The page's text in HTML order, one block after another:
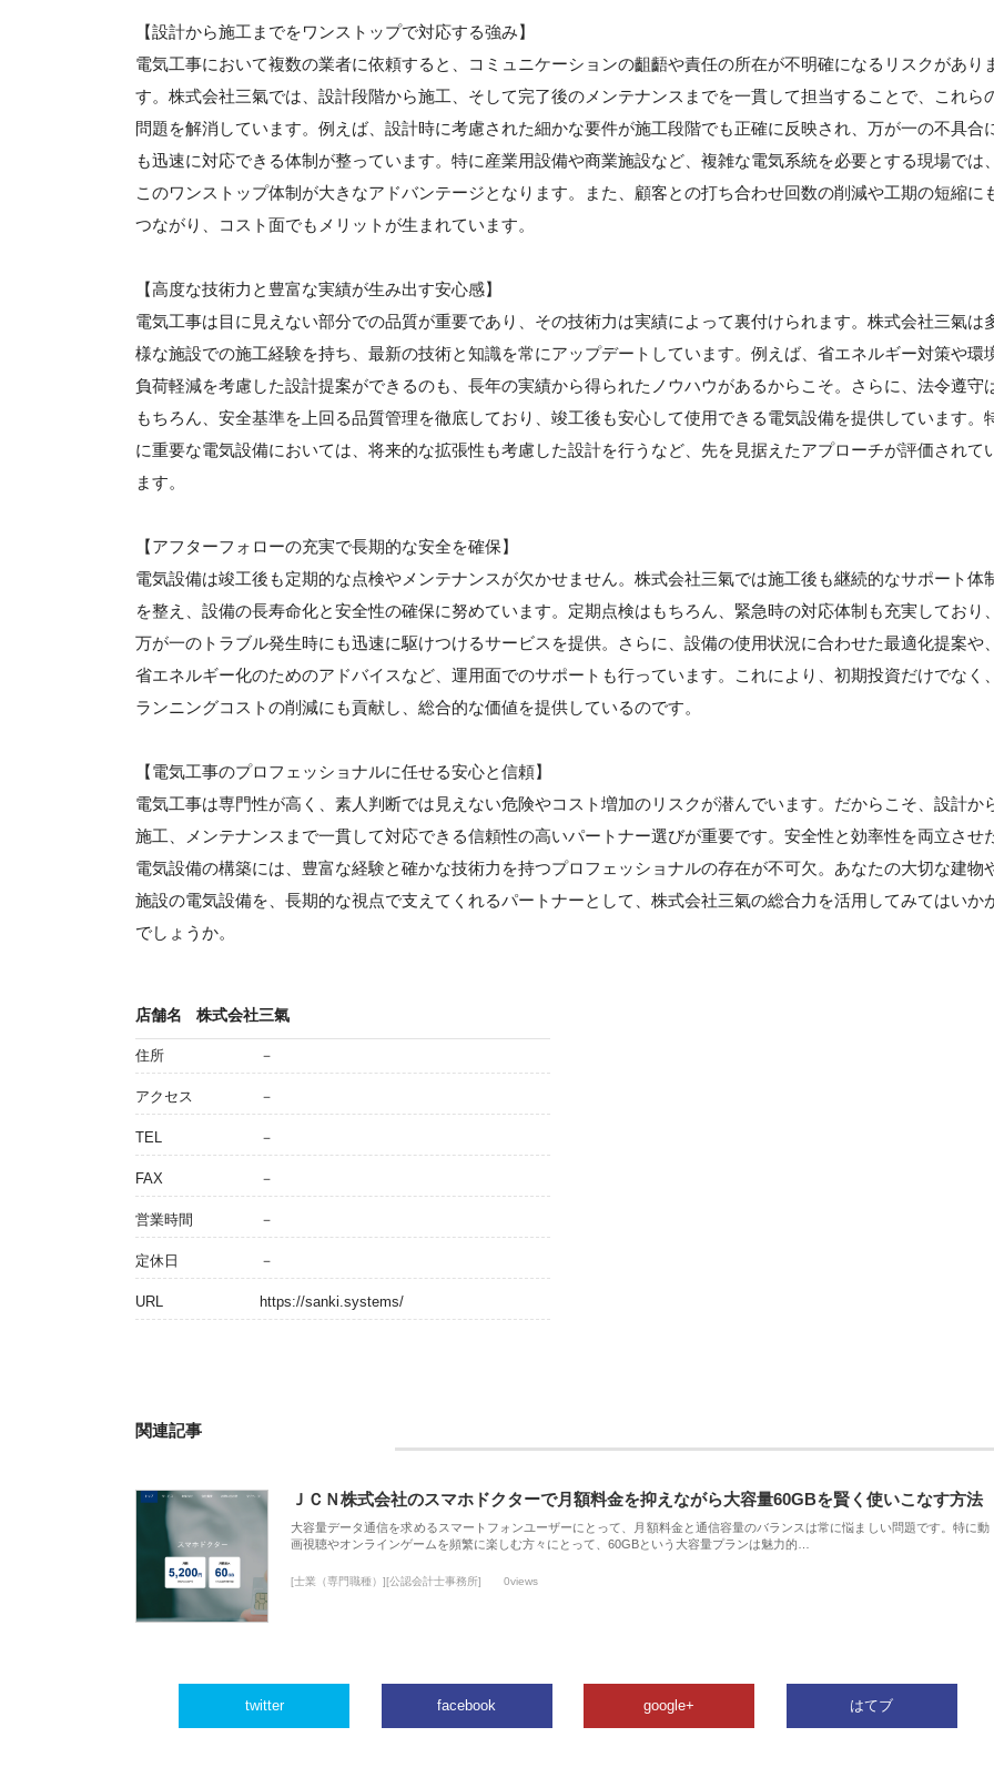
【設計から施工までをワンストップで対応する強み】
電気工事において複数の業者に依頼すると、コミュニケーションの齟齬や責任の所在が不明確になるリスクがあり
す。株式会社三氣では、設計段階から施工、そして完了後のメンテナンスまでを一貫して担当することで、これら
問題を解消しています。例えば、設計時に考慮された細かな要件が施工段階でも正確に反映され、万が一の不具合
も迅速に対応できる体制が整っています。特に産業用設備や商業施設など、複雑な電気系統を必要とする現場では、
このワンストップ体制が大きなアドバンテージとなります。また、顧客との打ち合わせ回数の削減や工期の短縮に
つながり、コスト面でもメリットが生まれています。
【高度な技術力と豊富な実績が生み出す安心感】
電気工事は目に見えない部分での品質が重要であり、その技術力は実績によって裏付けられます。株式会社三氣は
様な施設での施工経験を持ち、最新の技術と知識を常にアップデートしています。例えば、省エネルギー対策や環
負荷軽減を考慮した設計提案ができるのも、長年の実績から得られたノウハウがあるからこそ。さらに、法令遵守
もちろん、安全基準を上回る品質管理を徹底しており、竣工後も安心して使用できる電気設備を提供しています。
に重要な電気設備においては、将来的な拡張性も考慮した設計を行うなど、先を見据えたアプローチが評価されて
ます。
【アフターフォローの充実で長期的な安全を確保】
電気設備は竣工後も定期的な点検やメンテナンスが欠かせません。株式会社三氣では施工後も継続的なサポート体
を整え、設備の長寿命化と安全性の確保に努めています。定期点検はもちろん、緊急時の対応体制も充実しており、
万が一のトラブル発生時にも迅速に駆けつけるサービスを提供。さらに、設備の使用状況に合わせた最適化提案や、
省エネルギー化のためのアドバイスなど、運用面でのサポートも行っています。これにより、初期投資だけでなく、
ランニングコストの削減にも貢献し、総合的な価値を提供しているのです。
【電気工事のプロフェッショナルに任せる安心と信頼】
電気工事は専門性が高く、素人判断では見えない危険やコスト増加のリスクが潜んでいます。だからこそ、設計か
施工、メンテナンスまで一貫して対応できる信頼性の高いパートナー選びが重要です。安全性と効率性を両立させ
電気設備の構築には、豊富な経験と確かな技術力を持つプロフェッショナルの存在が不可欠。あなたの大切な建物
施設の電気設備を、長期的な視点で支えてくれるパートナーとして、株式会社三氣の総合力を活用してみてはいか
でしょうか。
店舗名 株式会社三氣
住所 －
アクセス －
TEL －
FAX －
営業時間 －
定休日 －
URL https://sanki.systems/
関連記事
ＪＣＮ株式会社のスマホドクターで月額料金を抑えながら大容量60GBを賢く使いこなす方法
大容量データ通信を求めるスマートフォンユーザーにとって、月額料金と通信容量のバランスは常に悩ましい問題です。特に動
画視聴やオンラインゲームを頻繁に楽しむ方々にとって、60GBという大容量プランは魅力的…
[士業（専門職種）][公認会計士事務所] 0views
twitter facebook google+ はてブ